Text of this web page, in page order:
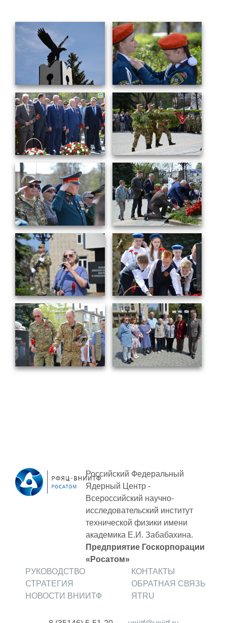
Услуги
Прочая продукция
Испытательный центр ВЭИ
СОЦИАЛЬНАЯ ОТВЕТСТВЕННОСТЬ
Охрана окружающей среды
Программы по оздоровлению
Обеспечение жильем
Социальная поддержка
Спорт и отдых
Санаторий-профилакторий
Высокая социальная эффективность
ВНИИТФ
Территория здоровья
ПРЕСС-ЦЕНТР
Новости ВНИИТФ
Новости отрасли
Книги
Контроль и арбитраж
Обучение
ПОСЕЩЕНИЕ ЗАТО
ВЫСТАВКИ
Российский Федеральный
Ядерный Центр -
Всероссийский научно-
исследовательский институт
технической физики имени
академика Е.И. Забабахина.
Предприятие Госкорпорации
«Росатом»
РУКОВОДСТВО
СТРАТЕГИЯ
НОВОСТИ ВНИИТФ
КОНТАКТЫ
ОБРАТНАЯ СВЯЗЬ
ЯТRU